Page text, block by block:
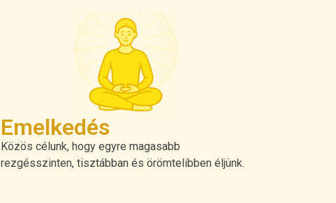
Emelkedés
Közös célunk, hogy egyre magasabb
rezgésszinten, tisztábban és örömtelibben éljünk.